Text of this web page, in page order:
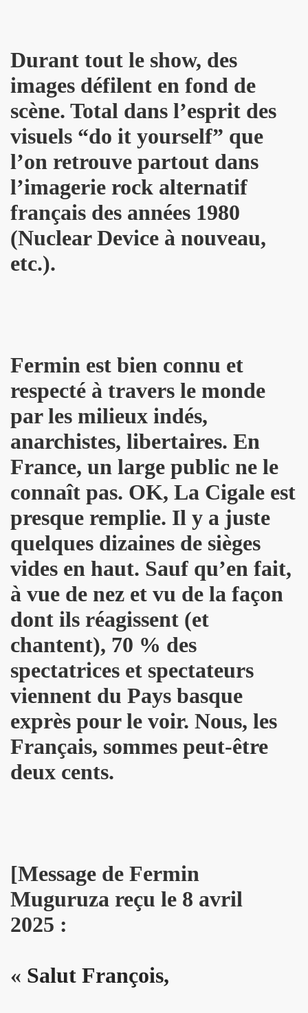
Durant tout le show, des
images défilent en fond de
scène. Total dans l’esprit des
visuels “do it yourself” que
l’on retrouve partout dans
l’imagerie rock alternatif
français des années 1980
(Nuclear Device à nouveau,
etc.).
Fermin est bien connu et
respecté à travers le monde
par les milieux indés,
anarchistes, libertaires. En
France, un large public ne le
connaît pas. OK, La Cigale est
presque remplie. Il y a juste
quelques dizaines de sièges
vides en haut. Sauf qu’en fait,
à vue de nez et vu de la façon
dont ils réagissent (et
chantent), 70 % des
spectatrices et spectateurs
viennent du Pays basque
exprès pour le voir. Nous, les
Français, sommes peut-être
deux cents.
[Message de Fermin
Muguruza reçu le 8 avril
2025 :
« Salut François,
de LA FEMME : chronique de l'album CD.
de DICK RIVERS : au CASINO DE PARIS 2011, à
de SEBASTIEN LIFSHITZ : impressions.
au BATACLAN (Paris) : compte rendu.
L'OBJECTIF DE PIERRE ET GILLES — Photos et
dit DANIEL DARC, le 14 mars 2013 a PARIS.
(mars 2013).
le magazine papier "GONZAI" numero 1 (janvier
CHENNEVIERE and Friends le 8 novembre 2012 a
“First Comes The Night”) le 12 octobre 2012 au GRAND
REX et JEAN-PIERRE MADER a Villeneuve (oct.
CLUB (Paris) : compte rendu.
SUGAR AND TIGER, EFFELLO ET LES
et 12 decembre 2012 a BERLIN.
DE MOI" (2012), film-serie de STEVE CATIEAU.
(juillet et aout 2012).
DUVALL : les deux font la paire" ("La Libre Belgique", 14
les 15, 16 et 17 juin 2012 au STADE DE FRANCE (Saint-
2012 a L'INTERNATIONAL (Paris).
: "How we met" dans le journal anglais "THE
& JEAN-MARC LEDERMAN) : l'album "ROMANIA"
et BENJAMIN SCHOOS le 9 mai 2012 au RESERVOIR
detaillee du nouveau CD et du show 2012.
dans "ACCORDEON et ACCORDEONISTES" (avril
"KISS" de MARIE FRANCE ET LES FANTOMES dans
album de PHANTOM Featuring MARIE FRANCE.